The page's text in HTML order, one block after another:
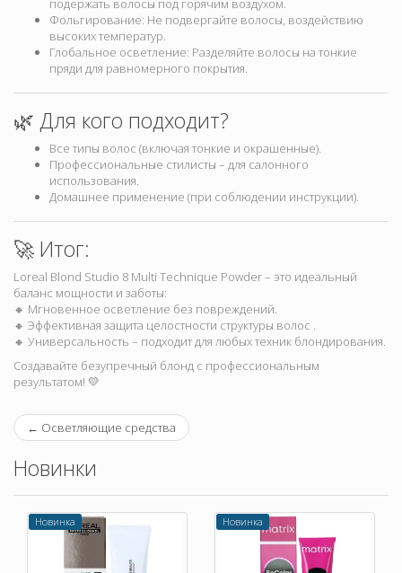
подержать волосы под горячим воздухом.
Фольгирование: Не подвергайте волосы, воздействию
высоких температур.
Глобальное осветление: Разделяйте волосы на тонкие
пряди для равномерного покрытия.
🌿 Для кого подходит?
Все типы волос (включая тонкие и окрашенные).
Профессиональные стилисты – для салонного
использования.
Домашнее применение (при соблюдении инструкции).
🚀 Итог:
Loreal Blond Studio 8 Multi Technique Powder – это идеальный
баланс мощности и заботы:
🔸 Мгновенное осветление без повреждений.
🔸 Эффективная защита целостности структуры волос .
🔸 Универсальность – подходит для любых техник блондирования.
Создавайте безупречный блонд с профессиональным
результатом! 💛
← Осветляющие средства
Новинки
Новинка Новинка